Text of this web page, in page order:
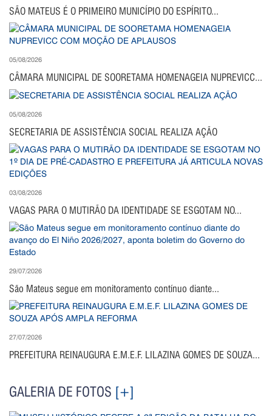
SÃO MATEUS É O PRIMEIRO MUNICÍPIO DO ESPÍRITO...
05/08/2026
CÂMARA MUNICIPAL DE SOORETAMA HOMENAGEIA NUPREVICC...
05/08/2026
SECRETARIA DE ASSISTÊNCIA SOCIAL REALIZA AÇÃO
03/08/2026
VAGAS PARA O MUTIRÃO DA IDENTIDADE SE ESGOTAM NO...
29/07/2026
São Mateus segue em monitoramento contínuo diante...
27/07/2026
PREFEITURA REINAUGURA E.M.E.F. LILAZINA GOMES DE SOUZA...
GALERIA DE FOTOS [+]